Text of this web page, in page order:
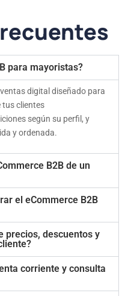
para mayoristas?
digital diseñado para
tus clientes
según su perfil, y
y ordenada.
B2B de un
el eCommerce B2B
precios, descuentos y
corriente y consulta